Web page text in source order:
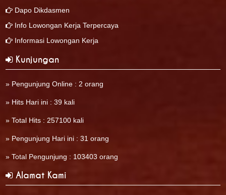
Dapo Dikdasmen
Info Lowongan Kerja Terpercaya
Informasi Lowongan Kerja
Kunjungan
» Pengunjung Online : 2 orang
» Hits Hari ini : 39 kali
» Total Hits : 257100 kali
» Pengunjung Hari ini : 31 orang
» Total Pengunjung : 103403 orang
Alamat Kami